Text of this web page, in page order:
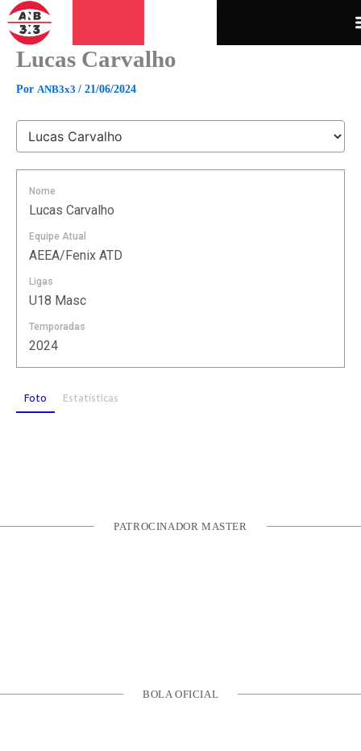
para
conteúdo
Lucas Carvalho
Por ANB3x3 / 21/06/2024
Nome
Lucas Carvalho
Equipe Atual
AEEA/Fenix ATD
Ligas
U18 Masc
Temporadas
2024
Foto Estatísticas
PATROCINADOR MASTER
BOLA OFICIAL